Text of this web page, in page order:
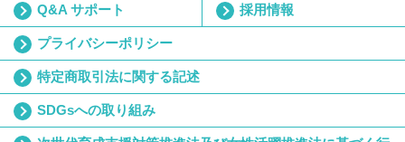
Q&A サポート 採用情報
プライバシーポリシー
特定商取引法に関する記述
SDGsへの取り組み